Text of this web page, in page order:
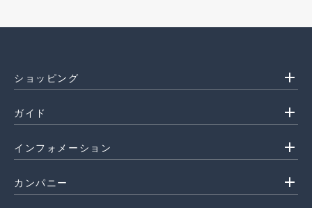
ショッピング add
ガイド add
インフォメーション add
カンパニー add